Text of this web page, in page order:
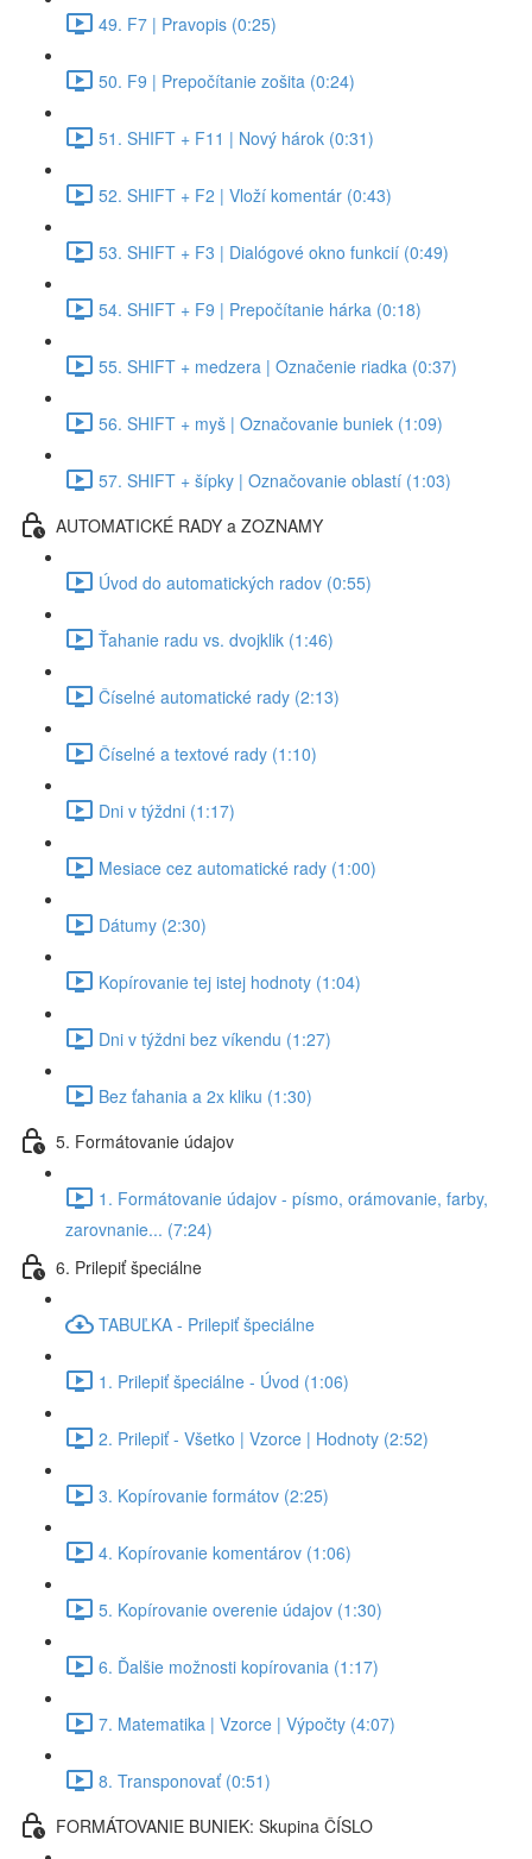
49. F7 | Pravopis (0:25)
50. F9 | Prepočítanie zošita (0:24)
51. SHIFT + F11 | Nový hárok (0:31)
52. SHIFT + F2 | Vloží komentár (0:43)
53. SHIFT + F3 | Dialógové okno funkcií (0:49)
54. SHIFT + F9 | Prepočítanie hárka (0:18)
55. SHIFT + medzera | Označenie riadka (0:37)
56. SHIFT + myš | Označovanie buniek (1:09)
57. SHIFT + šípky | Označovanie oblastí (1:03)
AUTOMATICKÉ RADY a ZOZNAMY
Úvod do automatických radov (0:55)
Ťahanie radu vs. dvojklik (1:46)
Číselné automatické rady (2:13)
Číselné a textové rady (1:10)
Dni v týždni (1:17)
Mesiace cez automatické rady (1:00)
Dátumy (2:30)
Kopírovanie tej istej hodnoty (1:04)
Dni v týždni bez víkendu (1:27)
Bez ťahania a 2x kliku (1:30)
5. Formátovanie údajov
1. Formátovanie údajov - písmo, orámovanie, farby,
zarovnanie... (7:24)
6. Prilepiť špeciálne
TABUĽKA - Prilepiť špeciálne
1. Prilepiť špeciálne - Úvod (1:06)
2. Prilepiť - Všetko | Vzorce | Hodnoty (2:52)
3. Kopírovanie formátov (2:25)
4. Kopírovanie komentárov (1:06)
5. Kopírovanie overenie údajov (1:30)
6. Ďalšie možnosti kopírovania (1:17)
7. Matematika | Vzorce | Výpočty (4:07)
8. Transponovať (0:51)
FORMÁTOVANIE BUNIEK: Skupina ČÍSLO